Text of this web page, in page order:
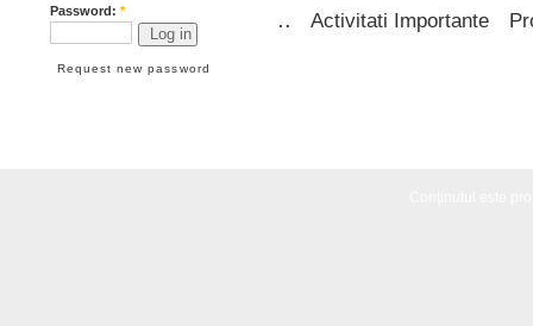
Password: *
Request new password
.. Activitati Importante